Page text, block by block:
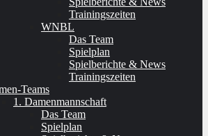
Trainingszeiten
WNBL
Das Team
Spielplan
Spielberichte & News
Trainingszeiten
Teams
1. Damenmannschaft
Das Team
Spielplan